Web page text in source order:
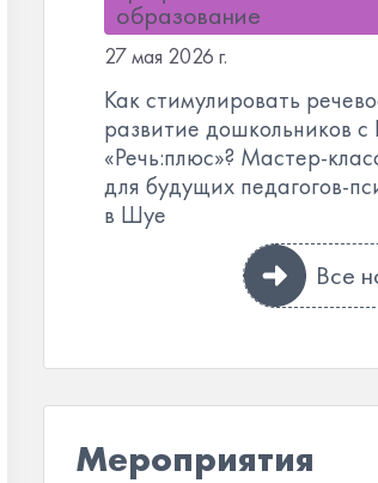
образование
27 мая 2026 г.
Как стимулировать
развитие дошкольников
«Речь:плюс»? Мастер-
для будущих педагогов-
в Шуе
Все
Мероприятия